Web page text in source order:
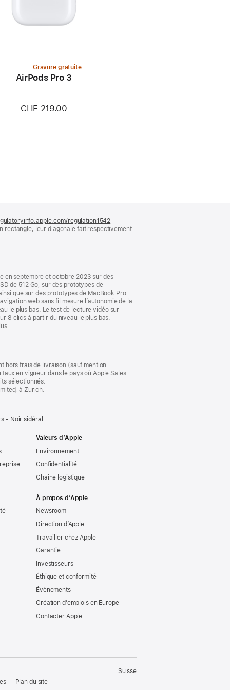
Gravure gratuite
AirPods Pro 3
CHF 219.00
regulation1542
dans
rectangle, leur diagonale fait respectivement
en septembre et octobre 2023 sur des
de 512 Go, sur des prototypes de
que sur des prototypes de MacBook Pro
web sans fil mesure l’autonomie de la
le plus bas. Le test de lecture vidéo sur
8 clics à partir du niveau le plus bas.
hors frais de livraison (sauf mention
en vigueur dans le pays où Apple Sales
sélectionnés.
à Zurich.
- Noir sidéral
Valeurs d’Apple
Environnement
Confidentialité
Chaîne logistique
À propos d’Apple
Newsroom
Direction d’Apple
Travailler chez Apple
Garantie
Investisseurs
Éthique et conformité
Évènements
Création d’emplois en Europe
Contacter Apple
Plan du site
Suisse